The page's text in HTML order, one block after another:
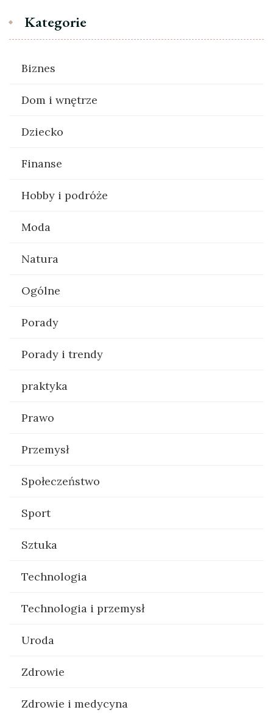
Kategorie
Biznes
Dom i wnętrze
Dziecko
Finanse
Hobby i podróże
Moda
Natura
Ogólne
Porady
Porady i trendy
praktyka
Prawo
Przemysł
Społeczeństwo
Sport
Sztuka
Technologia
Technologia i przemysł
Uroda
Zdrowie
Zdrowie i medycyna